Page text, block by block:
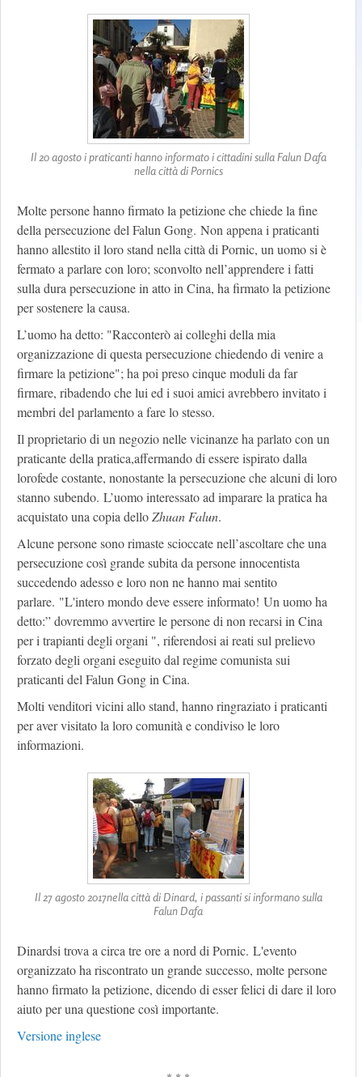
Il 20 agosto i praticanti hanno informato i cittadini sulla Falun Dafa
nella città di Pornics
Molte persone hanno firmato la petizione che chiede la fine
della persecuzione del Falun Gong. Non appena i praticanti
hanno allestito il loro stand nella città di Pornic, un uomo si è
fermato a parlare con loro; sconvolto nell’apprendere i fatti
sulla dura persecuzione in atto in Cina, ha firmato la petizione
per sostenere la causa.
L’uomo ha detto: "Racconterò ai colleghi della mia
organizzazione di questa persecuzione chiedendo di venire a
firmare la petizione"; ha poi preso cinque moduli da far
firmare, ribadendo che lui ed i suoi amici avrebbero invitato i
membri del parlamento a fare lo stesso.
Il proprietario di un negozio nelle vicinanze ha parlato con un
praticante della pratica,affermando di essere ispirato dalla
lorofede costante, nonostante la persecuzione che alcuni di loro
stanno subendo. L’uomo interessato ad imparare la pratica ha
acquistato una copia delloZhuan Falun.
Alcune persone sono rimaste scioccate nell’ascoltare che una
persecuzione così grande subita da persone innocentista
succedendo adesso e loro non ne hanno mai sentito
parlare. "L'intero mondo deve essere informato! Un uomo ha
detto:” dovremmo avvertire le persone di non recarsi in Cina
per i trapianti degli organi ", riferendosi ai reati sul prelievo
forzato degli organi eseguito dal regime comunista sui
praticanti del Falun Gong in Cina.
Molti venditori vicini allo stand, hanno ringraziato i praticanti
per aver visitato la loro comunità e condiviso le loro
informazioni.
Il 27 agosto 2017nella città di Dinard, i passanti si informano sulla
Falun Dafa
Dinardsi trova a circa tre ore a nord di Pornic. L'evento
organizzato ha riscontrato un grande successo, molte persone
hanno firmato la petizione, dicendo di esser felici di dare il loro
aiuto per una questione così importante.
Versione inglese